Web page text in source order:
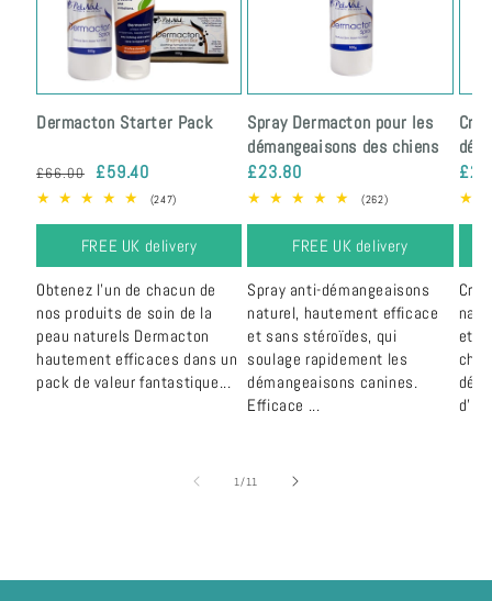
Dermacton Starter Pack
Prix
habituel
£66.00 £59.40
soldé
(247)
critiques
FREE UK delivery
Obtenez l'un de chacun de
nos produits de soin de la
peau naturels Dermacton
hautement efficaces dans un
pack de valeur fantastique...
Spray Dermacton pour les
démangeaisons des chiens
Prix
habituel
£23.80
(262)262
critiques
FREE UK delivery
Spray anti-démangeaisons
naturel, hautement efficace
et sans stéroïdes, qui
soulage rapidement les
démangeaisons canines.
Efficace ...
Prix
et
1/
sur11